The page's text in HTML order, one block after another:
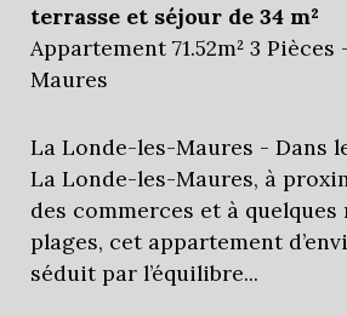
terrasse et séjour de 34 m²
Appartement 71.52m² 3
Maures
La Londe-les-Maures - Dans
La Londe-les-Maures, à
des commerces et à quelques
plages, cet appartement
séduit par l’équilibre...